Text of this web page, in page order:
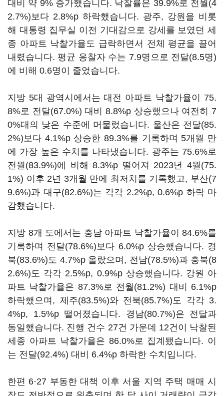
대비 약 9% 증가했습니다. 낙찰률은 39.9%로 전월(4
2.7%)보다 2.8%p 하락했습니다. 광주, 강원을 비롯
해 대통령 집무실 이전 기대감으로 강세를 보였던 세
종 아파트 낙찰가율도 급락하면서 전체 평균을 끌어
내렸습니다. 평균 응찰자 수는 7.9명으로 전달(8.5명)
에 비해 0.6명이 줄었습니다.
지방 5대 광역시에서는 대전 아파트 낙찰가율이 75.
8%로 전달(67.0%) 대비 8.8%p 상승했으나 여전히 7
0%대의 낮은 수준에 머물렀습니다. 울산은 전달(85.
2%)보다 4.1%p 상승한 89.3%를 기록하며 5개월 만
에 가장 높은 수치를 나타냈습니다. 광주는 75.6%로
전월(83.9%)에 비해 8.3%p 떨어져 2023년 4월(75.
1%) 이후 2년 3개월 만에 최저치를 기록했고, 부산(7
9.6%)과 대구(82.6%)는 각각 2.2%p, 0.6%p 하락 마
감했습니다.
지방 8개 도에서는 충남 아파트 낙찰가율이 84.6%를
기록하며 전달(78.6%)보다 6.0%p 상승했습니다. 경
북(83.6%)도 4.7%p 올랐으며, 전남(78.5%)과 충북(8
2.6%)도 각각 2.5%p, 0.9%p 상승했습니다. 강원 아
파트 낙찰가율은 87.3%로 전월(81.2%) 대비 6.1%p
하락했으며, 제주(83.5%)와 전북(85.7%)도 각각 3.
4%p, 1.5%p 떨어졌습니다. 경남(80.7%)은 전달과
동일했습니다. 진행 건수 27건 가운데 12건이 낙찰된
세종 아파트 낙찰가율은 86.0%로 집계됐습니다. 이
는 전달(92.4%) 대비 6.4%p 하락한 수치입니다.
한편 6·27 부동한 대책 이후 서울 지역 주택 매매 시